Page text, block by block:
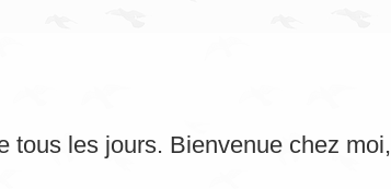
tous les jours. Bienvenue chez moi,